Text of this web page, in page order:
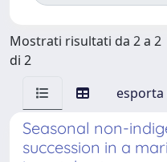
Mostrati risultati da 2 a 2
di 2
Seasonal non-
succession in a